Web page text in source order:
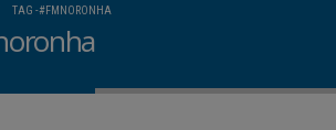
TAG -#FMNORONHA